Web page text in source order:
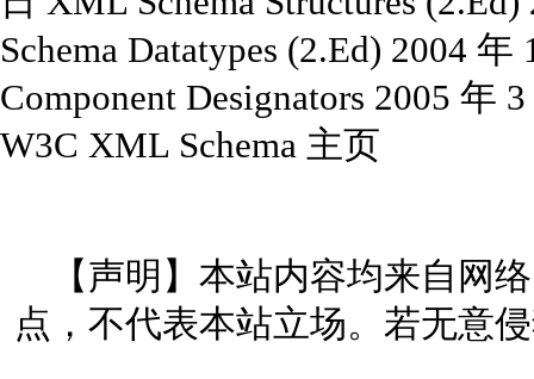
Schema Datatypes (2.Ed) 2004
Component Designators 2005 年
W3C XML Schema 主页
【声明】本站内容均来自网
点，不代表本站立场。若无意